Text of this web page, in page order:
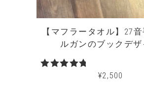
【マフラータオル】27
ルガンのブックデザ
¥2,500